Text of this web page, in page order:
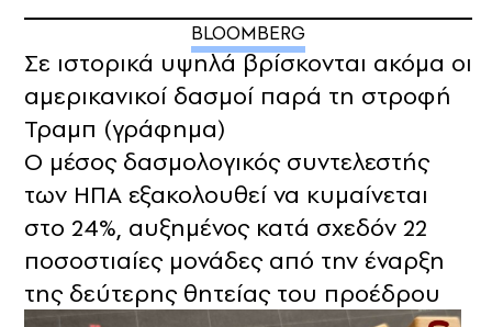
BLOOMBERG
Σε ιστορικά υψηλά βρίσκονται ακόμα οι
αμερικανικοί δασμοί παρά τη στροφή
Τραμπ (γράφημα)
Ο μέσος δασμολογικός συντελεστής
των ΗΠΑ εξακολουθεί να κυμαίνεται
στο 24%, αυξημένος κατά σχεδόν 22
ποσοστιαίες μονάδες από την έναρξη
της δεύτερης θητείας του προέδρου